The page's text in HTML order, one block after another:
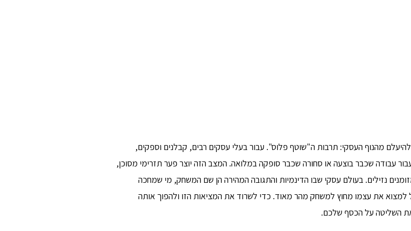
מהנוף העסקי: תרבות ה"שוטף פלוס". עבור בעלי עסקים רבים, קבלנים וספקים,
עבודה שכבר בוצעה או סחורה שכבר סופקה במלואה. המצב הזה יוצר פער תזרימי מסוכן,
נזילים. בעולם עסקי שבו הדינמיות והתגובה המהירה הן שם המשחק, מי שמחכה
את עצמו מחוץ למשחק מהר מאוד. כדי לשרוד את המציאות הזו ולהפוך אותה
השליטה על הכסף שלכם.